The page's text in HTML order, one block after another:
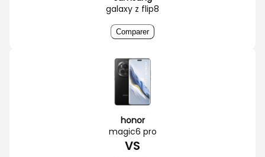
galaxy z flip8
Comparer
honor
magic6 pro
VS